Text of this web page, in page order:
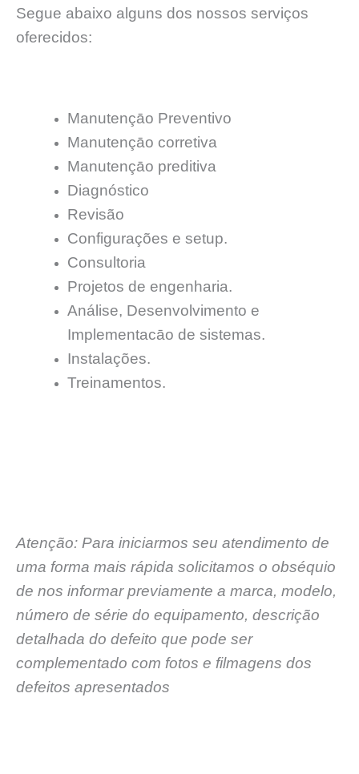
Segue abaixo alguns dos nossos serviços
oferecidos:
Manutençāo Preventivo
Manutençāo corretiva
Manutençāo preditiva
Diagnóstico
Revisão
Configurações e setup.
Consultoria
Projetos de engenharia.
Análise, Desenvolvimento e
Implementacāo de sistemas.
Instalações.
Treinamentos.
Atenção: Para iniciarmos seu atendimento de
uma forma mais rápida solicitamos o obséquio
de nos informar previamente a marca, modelo,
número de série do equipamento, descrição
detalhada do defeito que pode ser
complementado com fotos e filmagens dos
defeitos apresentados